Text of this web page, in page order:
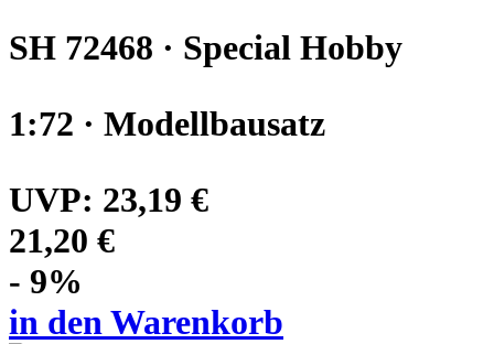
SH 72468 · Special Hobby
1:72 · Modellbausatz
UVP: 23,19 €
21,20 €
- 9%
in den Warenkorb